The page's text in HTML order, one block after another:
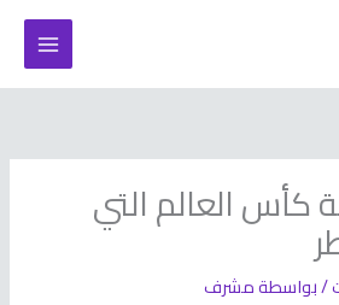
كأس العالم التي
/ بواسطةمشرف